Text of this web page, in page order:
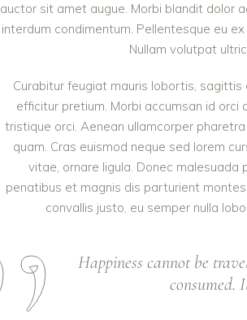
auctor sit amet augue. Morbi blandit dolor
interdum condimentum. Pellentesque eu
Nullam volutpat
Curabitur feugiat mauris lobortis,
efficitur pretium. Morbi accumsan id
tristique orci. Aenean ullamcorper
quam. Cras euismod neque sed lorem
vitae, ornare ligula. Donec malesuada
penatibus et magnis dis parturient
convallis justo, eu semper nulla
Happiness cannot be
consumed.